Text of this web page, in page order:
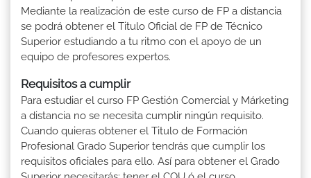
Mediante la realización de este curso de FP a distancia
se podrá obtener el Titulo Oficial de FP de Técnico
Superior estudiando a tu ritmo con el apoyo de un
equipo de profesores expertos.
Requisitos a cumplir
Para estudiar el curso FP Gestión Comercial y Márketing
a distancia no se necesita cumplir ningún requisito.
Cuando quieras obtener el Titulo de Formación
Profesional Grado Superior tendrás que cumplir los
requisitos oficiales para ello. Así para obtener el Grado